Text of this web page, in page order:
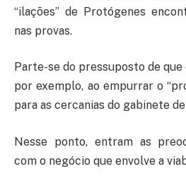
“ilações” de Protógenes
nas provas.
Parte-se do pressuposto de que
por exemplo, ao empurrar o
para as cercanias do gabinete
Nesse ponto, entram as
com o negócio que envolve a